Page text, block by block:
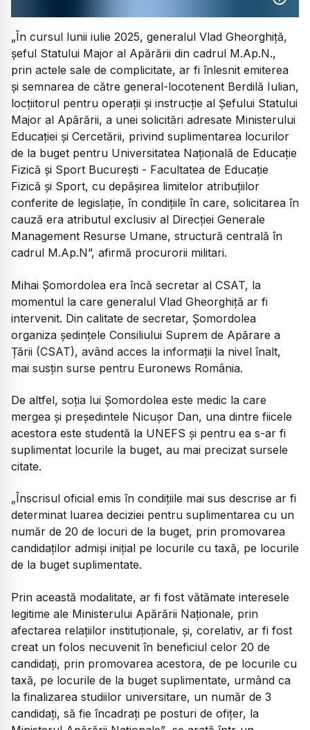
„În cursul lunii iulie 2025, generalul Vlad Gheorghiță,
șeful Statului Major al Apărării din cadrul M.Ap.N.,
prin actele sale de complicitate, ar fi înlesnit emiterea
și semnarea de către general-locotenent Berdilă Iulian,
locțiitorul pentru operații și instrucție al Șefului Statului
Major al Apărării, a unei solicitări adresate Ministerului
Educației și Cercetării, privind suplimentarea locurilor
de la buget pentru Universitatea Națională de Educație
Fizică și Sport București - Facultatea de Educație
Fizică și Sport, cu depășirea limitelor atribuțiilor
conferite de legislație, în condițiile în care, solicitarea în
cauză era atributul exclusiv al Direcției Generale
Management Resurse Umane, structură centrală în
cadrul M.Ap.N”, afirmă procurorii militari.
Mihai Şomordolea era încă secretar al CSAT, la
momentul la care generalul Vlad Gheorghiță ar fi
intervenit. Din calitate de secretar, Şomordolea
organiza ședințele Consiliului Suprem de Apărare a
Țării (CSAT), având acces la informații la nivel înalt,
mai susțin surse pentru Euronews România.
De altfel, soția lui Şomordolea este medic la care
mergea și președintele Nicușor Dan, una dintre fiicele
acestora este studentă la UNEFS și pentru ea s-ar fi
suplimentat locurile la buget, au mai precizat sursele
citate.
„Înscrisul oficial emis în condițiile mai sus descrise ar fi
determinat luarea deciziei pentru suplimentarea cu un
număr de 20 de locuri de la buget, prin promovarea
candidaților admiși inițial pe locurile cu taxă, pe locurile
de la buget suplimentate.
Prin această modalitate, ar fi fost vătămate interesele
legitime ale Ministerului Apărării Naționale, prin
afectarea relațiilor instituționale, și, corelativ, ar fi fost
creat un folos necuvenit în beneficiul celor 20 de
candidați, prin promovarea acestora, de pe locurile cu
taxă, pe locurile de la buget suplimentate, urmând ca
la finalizarea studiilor universitare, un număr de 3
candidați, să fie încadrați pe posturi de ofițer, la